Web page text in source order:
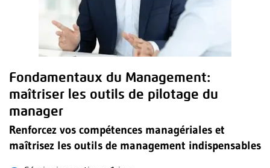
Fondamentaux du Management:
maîtriser les outils de pilotage du
manager
Renforcez vos compétences managériales et
maîtrisez les outils de management indispensables